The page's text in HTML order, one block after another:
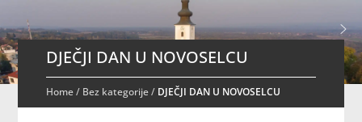
DJEČJI DAN U NOVOSELCU
Home/ Bez kategorije/ DJEČJI DAN U NOVOSELCU